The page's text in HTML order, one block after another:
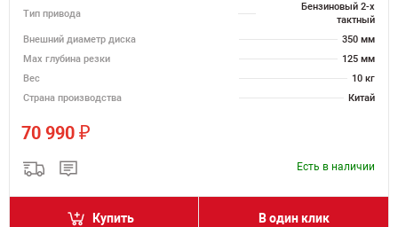
Тип привода
Бензиновый 2-х
тактный
Внешний диаметр диска
350 мм
Max глубина резки
125 мм
Вес
10 кг
Страна производства
Китай
70 990 ₽
Есть в наличии
Купить В один клик